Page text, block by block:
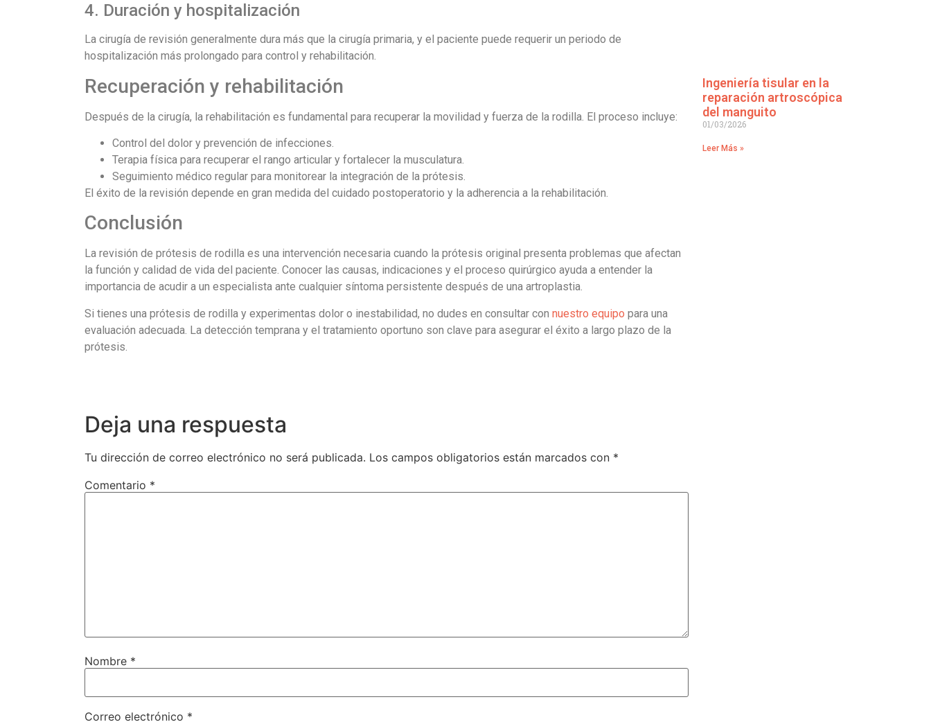
4. Duración y hospitalización
La cirugía de revisión generalmente dura más que la cirugía primaria, y el paciente puede requerir un periodo de
hospitalización más prolongado para control y rehabilitación.
Recuperación y rehabilitación
Después de la cirugía, la rehabilitación es fundamental para recuperar la movilidad y fuerza de la rodilla. El proceso incluye:
Control del dolor y prevención de infecciones.
Terapia física para recuperar el rango articular y fortalecer la musculatura.
Seguimiento médico regular para monitorear la integración de la prótesis.
El éxito de la revisión depende en gran medida del cuidado postoperatorio y la adherencia a la rehabilitación.
Conclusión
La revisión de prótesis de rodilla es una intervención necesaria cuando la prótesis original presenta problemas que afectan
la función y calidad de vida del paciente. Conocer las causas, indicaciones y el proceso quirúrgico ayuda a entender la
importancia de acudir a un especialista ante cualquier síntoma persistente después de una artroplastia.
Si tienes una prótesis de rodilla y experimentas dolor o inestabilidad, no dudes en consultar con nuestro equipo para una
evaluación adecuada. La detección temprana y el tratamiento oportuno son clave para asegurar el éxito a largo plazo de la
prótesis.
Deja una respuesta
Tu dirección de correo electrónico no será publicada. Los campos obligatorios están marcados con *
Comentario *
Nombre *
Correo electrónico *
Ingeniería tisular en la
reparación artroscópica
del manguito
01/03/2026
Leer Más »